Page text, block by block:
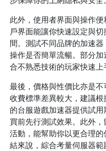
此外，使用者界面與操作
戶界面能讓你快速設定與
間。測試不同品牌的加速
操作是否簡單流暢。部分
合不熟悉技術的玩家快速上
最後，價格與性價比亦是
收費標準差異較大，建議
的台服遊戲加速器提供試
買前先行測試效果。此外
活動，能幫助你以更合理
結來說，綜合考量伺服器